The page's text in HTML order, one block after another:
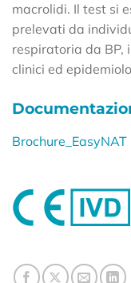
macrolidi. Il test si
prelevati da
respiratoria da BP,
clinici ed
Brochure_EasyNAT